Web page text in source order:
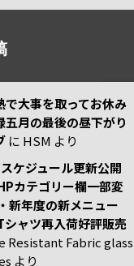
で大事を取ってお休み
五月の最後の昼下がり
に HSM より
ケジュール更新公開
カテゴリー欄一部変
新年度の新メニュー
ャツ再入荷好評販売
Resistant Fabric glass
より